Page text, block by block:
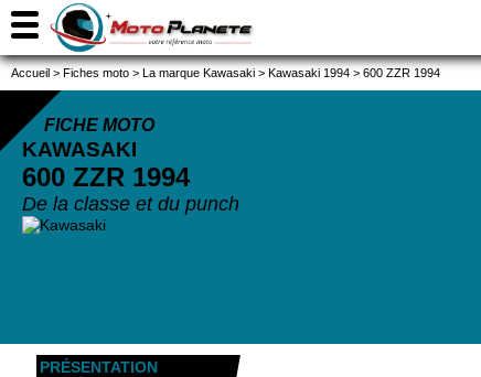
Accueil > Fiches moto > La marque Kawasaki > Kawasaki 1994 > 600 ZZR 1994
FICHE MOTO
KAWASAKI
600 ZZR 1994
De la classe et du punch
PRÉSENTATION